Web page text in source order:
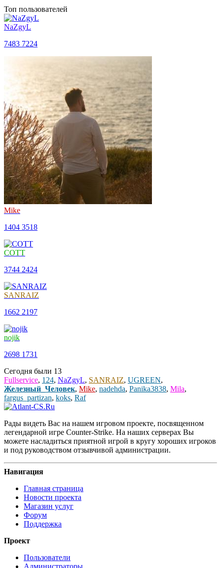
Топ пользователей
NaZgyL
7483 7224
Mike
1404 3518
COTT
3744 2424
SANRAIZ
1662 2197
nojik
2698 1731
Сегодня были 13
Fullservice, 124, NaZgyL, SANRAIZ, UGREEN,
Железный_Человек, Mike, nadehda, Panika3838, Mila,
fargus_partizan, koks, Raf
Рады видеть Вас на нашем игровом проекте, посвященном
легендарной игре Counter-Strike. На наших серверах Вы
можете насладиться приятной игрой в кругу хороших игроков
и под руководством отзывчивой администрации.
Навигация
Главная страница
Новости проекта
Магазин услуг
Форум
Поддержка
Проект
Пользователи